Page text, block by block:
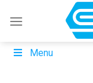
Menu